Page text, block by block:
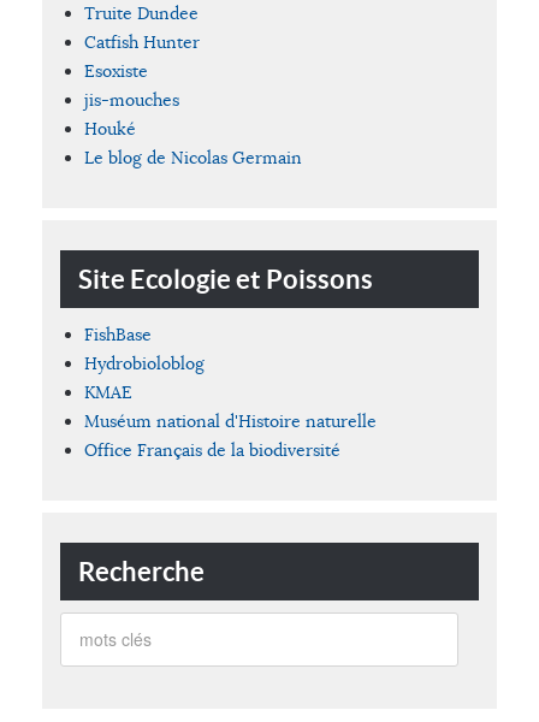
Truite Dundee
Catfish Hunter
Esoxiste
jis-mouches
Houké
Le blog de Nicolas Germain
Site Ecologie et Poissons
FishBase
Hydrobioloblog
KMAE
Muséum national d'Histoire naturelle
Office Français de la biodiversité
Recherche